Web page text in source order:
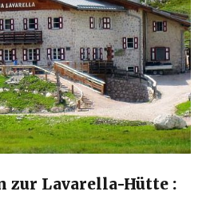
zur Lavarella-Hütte :